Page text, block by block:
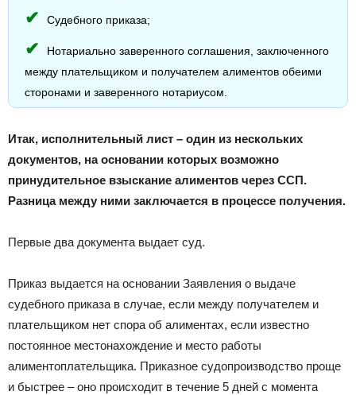
Судебного приказа;
Нотариально заверенного соглашения, заключенного
между плательщиком и получателем алиментов обеими
сторонами и заверенного нотариусом.
Итак, исполнительный лист – один из нескольких
документов, на основании которых возможно
принудительное взыскание алиментов через ССП.
Разница между ними заключается в процессе получения.
Первые два документа выдает суд.
Приказ выдается на основании Заявления о выдаче
судебного приказа в случае, если между получателем и
плательщиком нет спора об алиментах, если известно
постоянное местонахождение и место работы
алиментоплательщика. Приказное судопроизводство проще
и быстрее – оно происходит в течение 5 дней с момента